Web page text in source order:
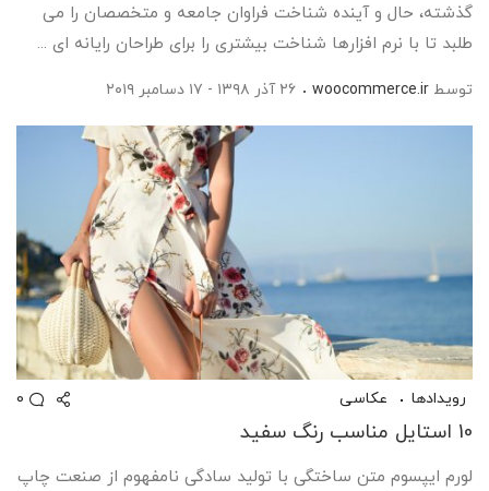
گذشته، حال و آینده شناخت فراوان جامعه و متخصصان را می
طلبد تا با نرم افزارها شناخت بیشتری را برای طراحان رایانه ای ...
توسط woocommerce.ir ۲۶ آذر ۱۳۹۸ - ۱۷ دسامبر ۲۰۱۹
رویدادها عکاسی 0
10 استایل مناسب رنگ سفید
لورم ایپسوم متن ساختگی با تولید سادگی نامفهوم از صنعت چاپ